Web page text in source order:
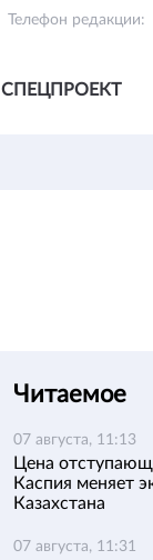
Телефон редакции:
СПЕЦПРОЕКТ
Читаемое
07 августа, 11:13
Цена
Каспия меняет
Казахстана
07 августа, 11:31